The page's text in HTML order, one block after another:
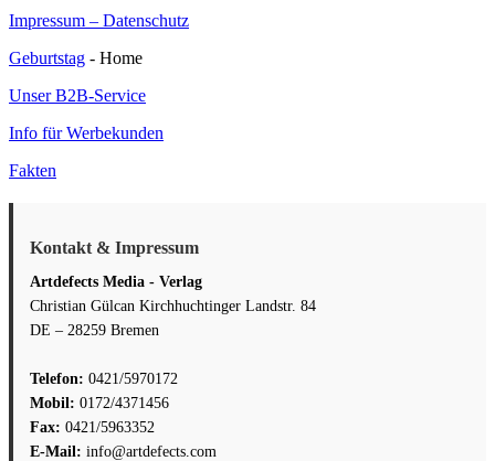
Impressum – Datenschutz
Geburtstag - Home
Unser B2B-Service
Info für Werbekunden
Fakten
Kontakt & Impressum
Artdefects Media - Verlag
Christian Gülcan Kirchhuchtinger Landstr. 84
DE – 28259 Bremen
Telefon: 0421/5970172
Mobil: 0172/4371456
Fax: 0421/5963352
E-Mail: info@artdefects.com